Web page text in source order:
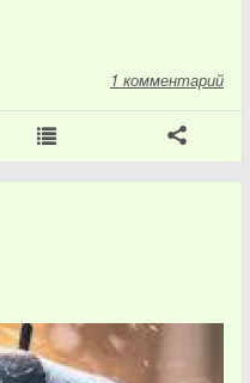
1 комментарий